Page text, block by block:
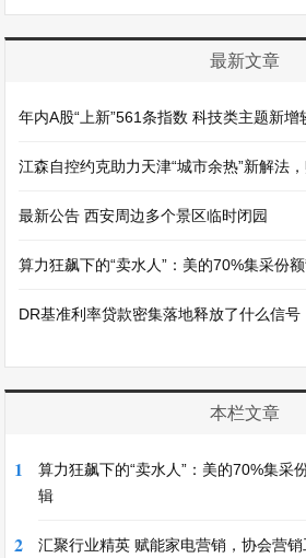
最新文章
年内A股“上新”561条指数 科技类主题新增
江森自控约克助力天津“城市余热”新解法
最新公告 西安周边多个景区临时闭园
算力狂飙下的“卖水人”：美的70%集采份
DR基准利率贷款密集落地释放了什么信号
本栏文章
1
算力狂飙下的“卖水人”：美的70%集采
辑
2
汇聚行业精英 赋能家电营销，协会营